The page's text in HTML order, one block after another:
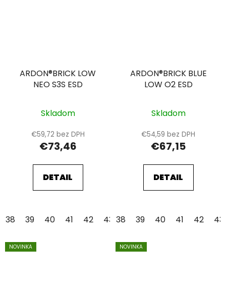
ARDON®BRICK LOW
NEO S3S ESD
Skladom
€59,72 bez DPH
€73,46
DETAIL
38 39 40 41 42 43 44 47 48
ARDON®BRICK BLUE
LOW O2 ESD
Skladom
€54,59 bez DPH
€67,15
DETAIL
38 39 40 41 42 43
NOVINKA NOVINKA